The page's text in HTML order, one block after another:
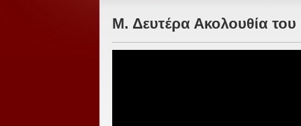
Μ. Δευτέρα Ακολουθία